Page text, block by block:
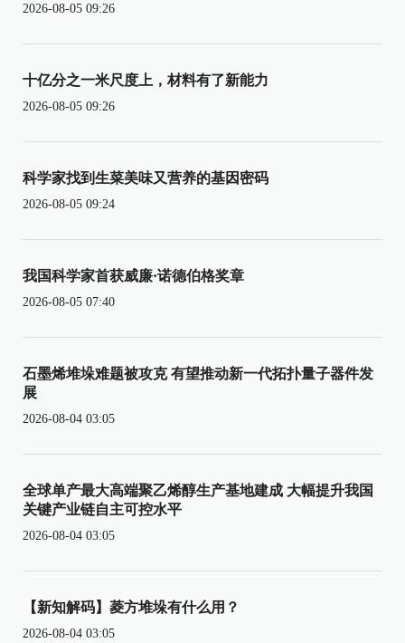
2026-08-05 09:26
十亿分之一米尺度上，材料有了新能力
2026-08-05 09:26
科学家找到生菜美味又营养的基因密码
2026-08-05 09:24
我国科学家首获威廉·诺德伯格奖章
2026-08-05 07:40
石墨烯堆垛难题被攻克 有望推动新一代拓扑量子器件发
展
2026-08-04 03:05
全球单产最大高端聚乙烯醇生产基地建成 大幅提升我国
关键产业链自主可控水平
2026-08-04 03:05
【新知解码】菱方堆垛有什么用？
2026-08-04 03:05